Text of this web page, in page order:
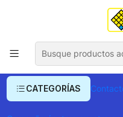
CATEGORÍAS
Envío gratis para
Cinturon